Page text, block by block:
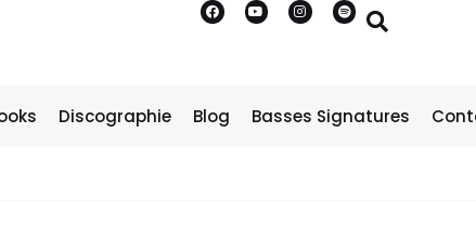
Discographie Blog Basses Signatures